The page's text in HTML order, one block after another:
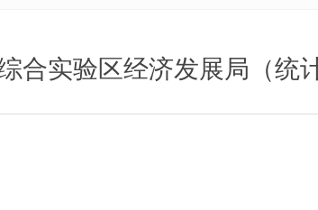
合实验区经济发展局（统